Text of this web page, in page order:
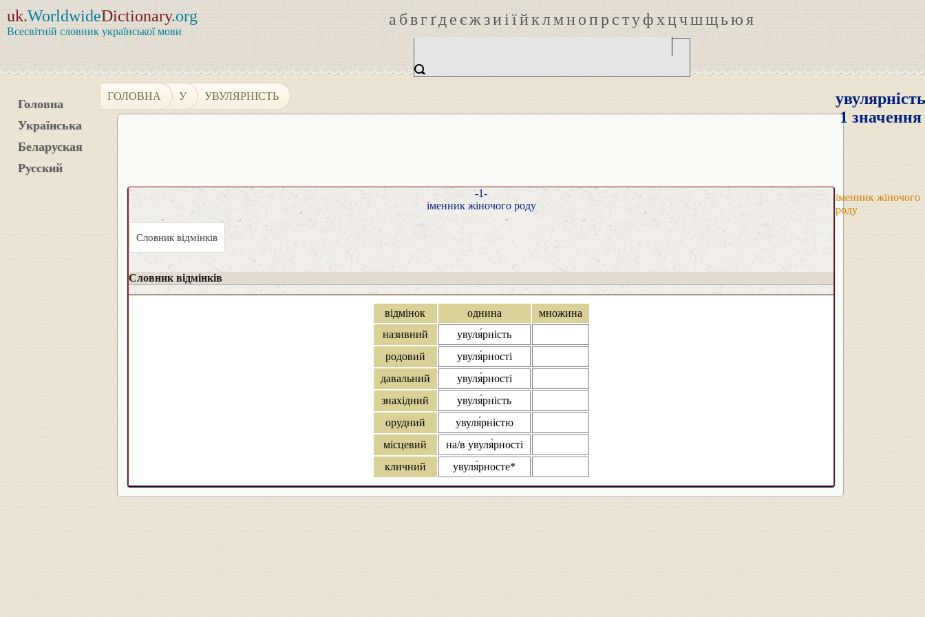
uk.WorldwideDictionary.org
Всесвітній словник української мови
абвгґдеєжзиіїйклмнопрстуфхцчшщьюя
Головна
Українська
Беларуская
Русский
ГОЛОВНА У УВУЛЯРНІСТЬ
увулярність
1 значення
іменник жіночого
роду
-1-
іменник жіночого роду
Словник відмінків
Словник відмінків
відмінок однина
множина
називний
увуля́рність
родовий
увуля́рності
давальний
увуля́рності
знахідний
увуля́рність
орудний
увуля́рністю
місцевий
на/в увуля́рності
кличний
увуля́рносте*